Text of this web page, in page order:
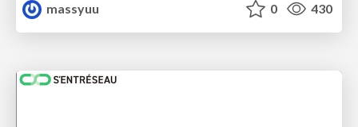
massyuu
0 430